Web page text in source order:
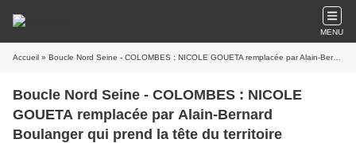
MENU
Accueil » Boucle Nord Seine - COLOMBES : NICOLE GOUETA remplacée par Alain-Bernard Boulanger qui prend la tête du territoire
Boucle Nord Seine - COLOMBES : NICOLE
GOUETA remplacée par Alain-Bernard
Boulanger qui prend la tête du territoire